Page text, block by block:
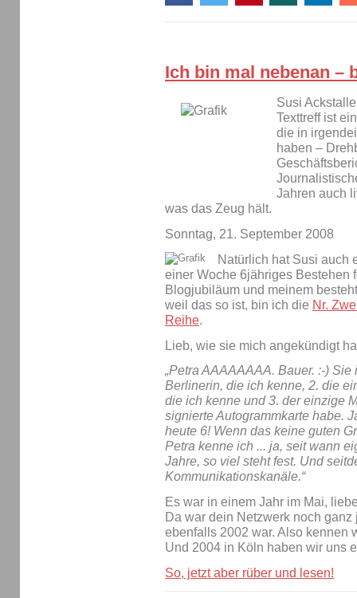
Ich bin mal nebenan –
Susi
Texttreff ist
die in
haben –
Jahren auch
was das Zeug hält.
Sonntag, 21. September 2008
Natürlich hat Susi auch
einer Woche 6jähriges Bestehen
Blogjubiläum und meinem
weil das so ist, bin ich die Nr.
Reihe.
Lieb, wie sie mich angekündigt
„Petra AAAAAAAA. Bauer. :-)
Berlinerin, die ich kenne, 2. die
die ich kenne und 3. der einzige
signierte Autogrammkarte habe.
heute 6! Wenn das keine guten
Petra kenne ich ... ja, seit wann
Jahre, so viel steht fest. Und
Kommunikationskanäle.“
Es war in einem Jahr im Mai,
Da war dein Netzwerk noch
ebenfalls 2002 war. Also kennen
Und 2004 in Köln haben wir uns
So, jetzt aber rüber und lesen!